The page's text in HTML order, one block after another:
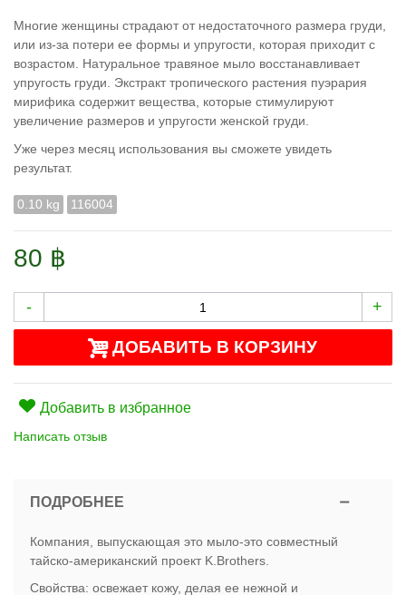
Многие женщины страдают от недостаточного размера груди,
или из-за потери ее формы и упругости, которая приходит с
возрастом. Натуральное травяное мыло восстанавливает
упругость груди. Экстракт тропического растения пуэрария
мирифика содержит вещества, которые стимулируют
увеличение размеров и упругости женской груди.
Уже через месяц использования вы сможете увидеть
результат.
0.10 kg 116004
80 ฿
- +
ДОБАВИТЬ В КОРЗИНУ
Добавить в избранное
Написать отзыв
ПОДРОБНЕЕ
Компания, выпускающая это мыло-это совместный
тайско-американский проект K.Brothers.
Свойства: освежает кожу, делая ее нежной и